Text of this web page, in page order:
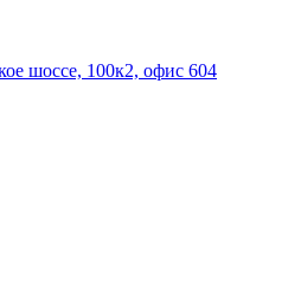
шоссе, 100к2, офис 604